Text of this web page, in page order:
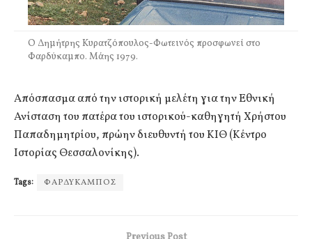
Ο Δημήτρης Κυρατζόπουλος-Φωτεινός προσφωνεί στο
Φαρδύκαμπο. Μάης 1979.
Απόσπασμα από την ιστορική μελέτη για την Εθνική
Ανίσταση του πατέρα του ιστορικού-καθηγητή Χρήστου
Παπαδημητρίου, πρώην διευθυντή του ΚΙΘ (Κέντρο
Ιστορίας Θεσσαλονίκης).
Tags: ΦΑΡΔΥΚΑΜΠΟΣ